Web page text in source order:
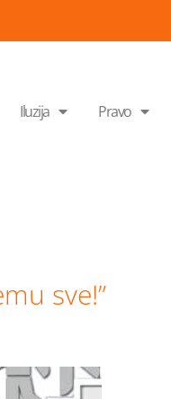
Iluzija Pravo
sve!”